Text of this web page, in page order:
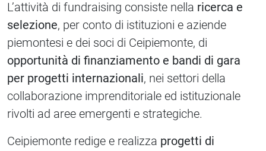
L’attività di fundraising consiste nella ricerca e
selezione, per conto di istituzioni e aziende
piemontesi e dei soci di Ceipiemonte, di
opportunità di finanziamento e bandi di gara
per progetti internazionali, nei settori della
collaborazione imprenditoriale ed istituzionale
rivolti ad aree emergenti e strategiche.
Ceipiemonte redige e realizza progetti di